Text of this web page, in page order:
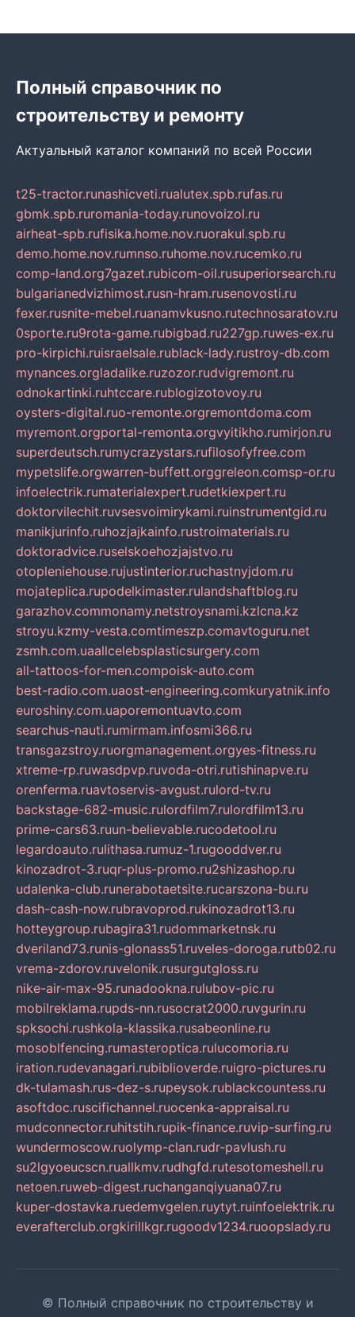
Полный справочник по
строительству и ремонту
Актуальный каталог компаний по всей России
t25-tractor.runashicveti.rualutex.spb.rufas.ru
gbmk.spb.ruromania-today.runovoizol.ru
airheat-spb.rufisika.home.nov.ruorakul.spb.ru
demo.home.nov.rumnso.ruhome.nov.rucemko.ru
comp-land.org7gazet.rubicom-oil.rusuperiorsearch.ru
bulgarianedvizhimost.rusn-hram.rusenovosti.ru
fexer.rusnite-mebel.ruanamvkusno.rutechnosaratov.ru
0sporte.ru9rota-game.rubigbad.ru227gp.ruwes-ex.ru
pro-kirpichi.ruisraelsale.rublack-lady.rustroy-db.com
mynances.orgladalike.ruzozor.rudvigremont.ru
odnokartinki.ruhtccare.rublogizotovoy.ru
oysters-digital.ruo-remonte.orgremontdoma.com
myremont.orgportal-remonta.orgvyitikho.rumirjon.ru
superdeutsch.rumycrazystars.rufilosofyfree.com
mypetslife.orgwarren-buffett.orggreleon.comsp-or.ru
infoelectrik.rumaterialexpert.rudetkiexpert.ru
doktorvilechit.ruvsesvoimirykami.ruinstrumentgid.ru
manikjurinfo.ruhozjajkainfo.rustroimaterials.ru
doktoradvice.ruselskoehozjajstvo.ru
otopleniehouse.rujustinterior.ruchastnyjdom.ru
mojateplica.rupodelkimaster.rulandshaftblog.ru
garazhov.commonamy.netstroysnami.kzlcna.kz
stroyu.kzmy-vesta.comtimeszp.comavtoguru.net
zsmh.com.uaallcelebsplasticsurgery.com
all-tattoos-for-men.compoisk-auto.com
best-radio.com.uaost-engineering.comkuryatnik.info
euroshiny.com.uaporemontuavto.com
searchus-nauti.rumirmam.infosmi366.ru
transgazstroy.ruorgmanagement.orgyes-fitness.ru
xtreme-rp.ruwasdpvp.ruvoda-otri.rutishinapve.ru
orenferma.ruavtoservis-avgust.rulord-tv.ru
backstage-682-music.rulordfilm7.rulordfilm13.ru
prime-cars63.ruun-believable.rucodetool.ru
legardoauto.rulithasa.rumuz-1.rugooddver.ru
kinozadrot-3.ruqr-plus-promo.ru2shizashop.ru
udalenka-club.runerabotaetsite.rucarszona-bu.ru
dash-cash-now.rubravoprod.rukinozadrot13.ru
hotteygroup.rubagira31.rudommarketnsk.ru
dveriland73.runis-glonass51.ruveles-doroga.rutb02.ru
vrema-zdorov.ruvelonik.rusurgutgloss.ru
nike-air-max-95.runadookna.rulubov-pic.ru
mobilreklama.rupds-nn.rusocrat2000.ruvgurin.ru
spksochi.rushkola-klassika.rusabeonline.ru
mosoblfencing.rumasteroptica.rulucomoria.ru
iration.rudevanagari.rubiblioverde.ruigro-pictures.ru
dk-tulamash.rus-dez-s.rupeysok.rublackcountess.ru
asoftdoc.ruscifichannel.ruocenka-appraisal.ru
mudconnector.ruhitstih.rupik-finance.ruvip-surfing.ru
wundermoscow.ruolymp-clan.rudr-pavlush.ru
su2lgyoeucscn.ruallkmv.rudhgfd.rutesotomeshell.ru
netoen.ruweb-digest.ruchanganqiyuana07.ru
kuper-dostavka.ruedemvgelen.ruytyt.ruinfoelektrik.ru
everafterclub.orgkirillkgr.rugoodv1234.ruoopslady.ru
© Полный справочник по строительству и